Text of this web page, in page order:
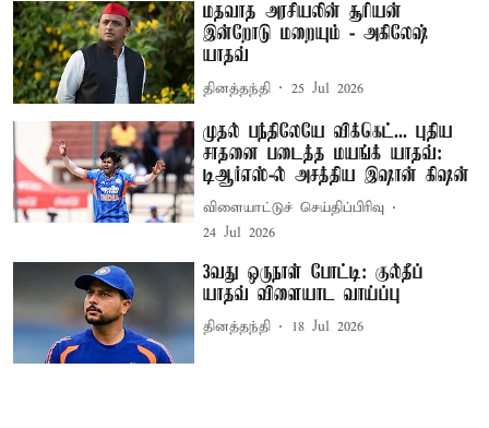
மதவாத அரசியலின் சூரியன்
இன்றோடு மறையும் - அகிலேஷ்
யாதவ்
தினத்தந்தி 25 Jul 2026
முதல் பந்திலேயே விக்கெட்... புதிய
சாதனை படைத்த மயங்க் யாதவ்:
டிஆர்எஸ்-ல் அசத்திய இஷான் கிஷன்
விளையாட்டுச் செய்திப்பிரிவு
24 Jul 2026
3வது ஒருநாள் போட்டி: குல்தீப்
யாதவ் விளையாட வாய்ப்பு
தினத்தந்தி 18 Jul 2026